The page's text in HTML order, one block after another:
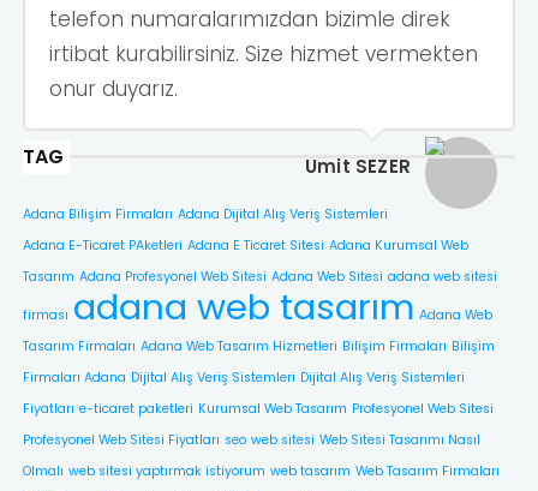
telefon numaralarımızdan bizimle direk
irtibat kurabilirsiniz. Size hizmet vermekten
onur duyarız.
Ümit SEZER
TAG
Adana Bilişim Firmaları Adana Dijital Alış Veriş Sistemleri
Adana E-Ticaret PAketleri Adana E Ticaret Sitesi Adana Kurumsal Web
Tasarım Adana Profesyonel Web Sitesi Adana Web Sitesi adana web sitesi
firması adana web tasarım Adana Web
Tasarım Firmaları Adana Web Tasarım Hizmetleri Bilişim Firmaları Bilişim
Firmaları Adana Dijital Alış Veriş Sistemleri Dijital Alış Veriş Sistemleri
Fiyatları e-ticaret paketleri Kurumsal Web Tasarım Profesyonel Web Sitesi
Profesyonel Web Sitesi Fiyatları seo web sitesi Web Sitesi Tasarımı Nasıl
Olmalı web sitesi yaptırmak istiyorum web tasarım Web Tasarım Firmaları